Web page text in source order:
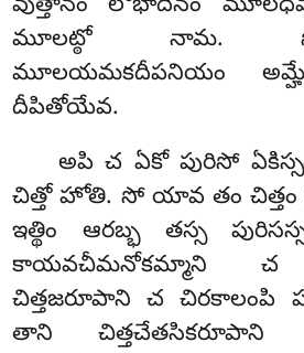
వుత్తానం లోభాదీనం
మూలట్ఠో నామ.
మూలయమకదీపనియం
దీపితోయేవ.
అపి చ ఏకో పురిసో
చిత్తో హోతి. సో యావ తం
ఇత్థిం ఆరబ్భ తస్స
కాయవచీమనోకమ్మాని చ
చిత్తజరూపాని చ చిరకాలంపి
తాని చిత్తచేతసికరూపాని